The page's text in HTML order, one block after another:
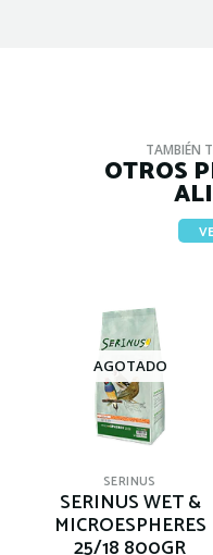
TAMBIÉN
OTROS
AGOTADO
SERINUS
SERINUS WET &
MICROESPHERES